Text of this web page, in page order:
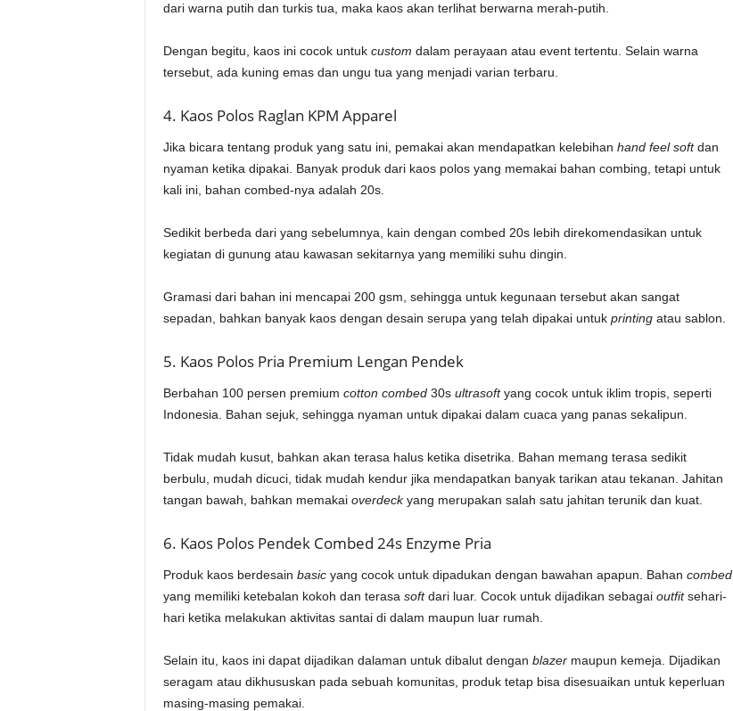
dari warna putih dan turkis tua, maka kaos akan terlihat berwarna merah-putih.
Dengan begitu, kaos ini cocok untuk custom dalam perayaan atau event tertentu. Selain warna
tersebut, ada kuning emas dan ungu tua yang menjadi varian terbaru.
4. Kaos Polos Raglan KPM Apparel
Jika bicara tentang produk yang satu ini, pemakai akan mendapatkan kelebihan hand feel softdan
nyaman ketika dipakai. Banyak produk dari kaos polos yang memakai bahan combing, tetapi untuk
kali ini, bahan combed-nya adalah 20s.
Sedikit berbeda dari yang sebelumnya, kain dengan combed 20s lebih direkomendasikan untuk
kegiatan di gunung atau kawasan sekitarnya yang memiliki suhu dingin.
Gramasi dari bahan ini mencapai 200 gsm, sehingga untuk kegunaan tersebut akan sangat
sepadan, bahkan banyak kaos dengan desain serupa yang telah dipakai untuk printingatau sablon.
5. Kaos Polos Pria Premium Lengan Pendek
Berbahan 100 persen premium cotton combed30s ultrasoftyang cocok untuk iklim tropis, seperti
Indonesia. Bahan sejuk, sehingga nyaman untuk dipakai dalam cuaca yang panas sekalipun.
Tidak mudah kusut, bahkan akan terasa halus ketika disetrika. Bahan memang terasa sedikit
berbulu, mudah dicuci, tidak mudah kendur jika mendapatkan banyak tarikan atau tekanan. Jahitan
tangan bawah, bahkan memakai overdeckyang merupakan salah satu jahitan terunik dan kuat.
6. Kaos Polos Pendek Combed 24s Enzyme Pria
Produk kaos berdesain basicyang cocok untuk dipadukan dengan bawahan apapun. Bahan combed
yang memiliki ketebalan kokoh dan terasa softdari luar. Cocok untuk dijadikan sebagai outfitsehari-
hari ketika melakukan aktivitas santai di dalam maupun luar rumah.
Selain itu, kaos ini dapat dijadikan dalaman untuk dibalut dengan blazermaupun kemeja. Dijadikan
seragam atau dikhususkan pada sebuah komunitas, produk tetap bisa disesuaikan untuk keperluan
masing-masing pemakai.